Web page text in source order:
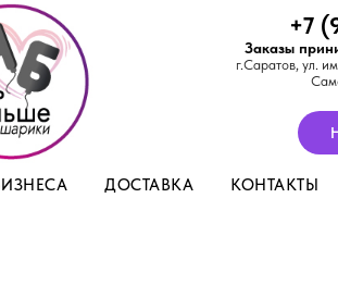
+7
Заказы
г.Саратов, ул.
ДОСТАВКА КОНТАКТЫ